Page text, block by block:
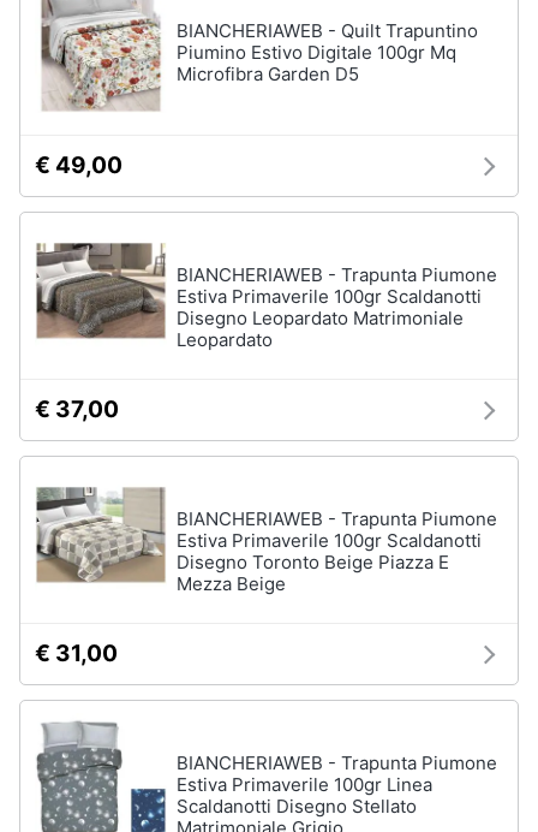
Casalinghi
Abbigliamento
Sport
Motori
Festività
e
ricorrenze
Assistenza
clienti
Esci
Letti
castello
Peluche
tutti
Studio
ufficio
Lampadari
Sedie
ufficio
ufficio
Vedi
tutti
Bagno
Mobili
Box
doccia
Vasca
BIANCHERIAWEB - Quilt Trapuntino
Piumino Estivo Digitale 100gr Mq
Microfibra Garden D5
€ 49,00
BIANCHERIAWEB - Trapunta Piumone
Estiva Primaverile 100gr Scaldanotti
Disegno Leopardato Matrimoniale
Leopardato
€ 37,00
BIANCHERIAWEB - Trapunta Piumone
Estiva Primaverile 100gr Scaldanotti
Disegno Toronto Beige Piazza E
Mezza Beige
€ 31,00
BIANCHERIAWEB - Trapunta Piumone
Estiva Primaverile 100gr Linea
Scaldanotti Disegno Stellato